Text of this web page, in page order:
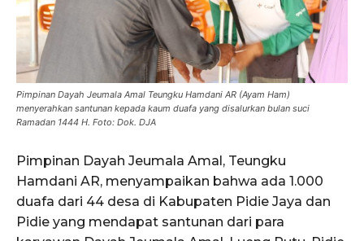
Pimpinan Dayah Jeumala Amal Teungku Hamdani AR (Ayam Ham)
menyerahkan santunan kepada kaum duafa yang disalurkan bulan suci
Ramadan 1444 H. Foto: Dok. DJA
Pimpinan Dayah Jeumala Amal, Teungku
Hamdani AR, menyampaikan bahwa ada 1.000
duafa dari 44 desa di Kabupaten Pidie Jaya dan
Pidie yang mendapat santunan dari para